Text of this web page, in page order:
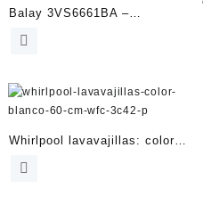
Balay 3VS6661BA –
Lavavajillas – Clase C
Whirlpool lavavajillas: color
blanco – WFC 3C42 P